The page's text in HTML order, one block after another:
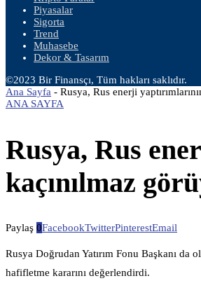
Piyasalar
Sigorta
Trend
Muhasebe
Dekor & Tasarım
©2023 Bir Finansçı, Tüm hakları saklıdır.
Ana Sayfa - Rusya, Rus enerji
ANA SAYFA
Rusya, Rus
kaçınılmaz
Paylaş 0FacebookTwitterPinterestEmail
Rusya Doğrudan Yatırım Fonu Başkanı da
hafifletme kararını değerlendirdi.